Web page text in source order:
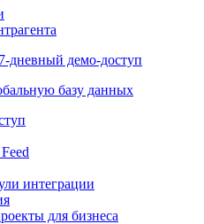
7-дневный демо-доступ
базу данных
интеграции
для бизнеса